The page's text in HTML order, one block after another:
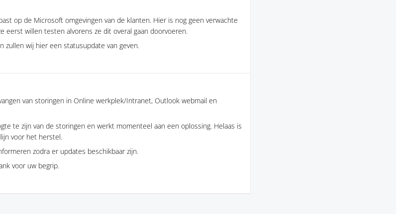
op de Microsoft omgevingen van de klanten. Hier is nog geen verwachte
eerst willen testen alvorens ze dit overal gaan doorvoeren.
zullen wij hier een statusupdate van geven.
van storingen in Online werkplek/Intranet, Outlook webmail en
te zijn van de storingen en werkt momenteel aan een oplossing. Helaas is
voor het herstel.
zodra er updates beschikbaar zijn.
voor uw begrip.